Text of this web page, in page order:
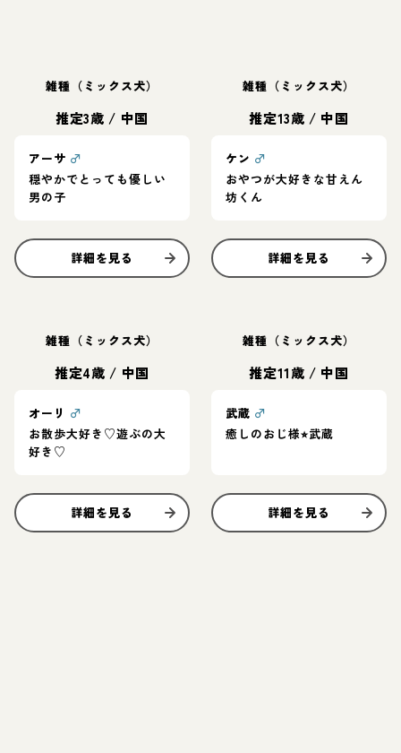
雑種（ミックス犬）
推定3歳 / 中国
アーサ ♂
穏やかでとっても優しい
男の子
詳細を見る
雑種（ミックス犬）
推定13歳 / 中国
ケン ♂
おやつが大好きな甘えん
坊くん
詳細を見る
雑種（ミックス犬）
推定4歳 / 中国
オーリ ♂
お散歩大好き♡遊ぶの大
好き♡
詳細を見る
雑種（ミックス犬）
推定11歳 / 中国
武蔵 ♂
癒しのおじ様⭐︎武蔵
詳細を見る